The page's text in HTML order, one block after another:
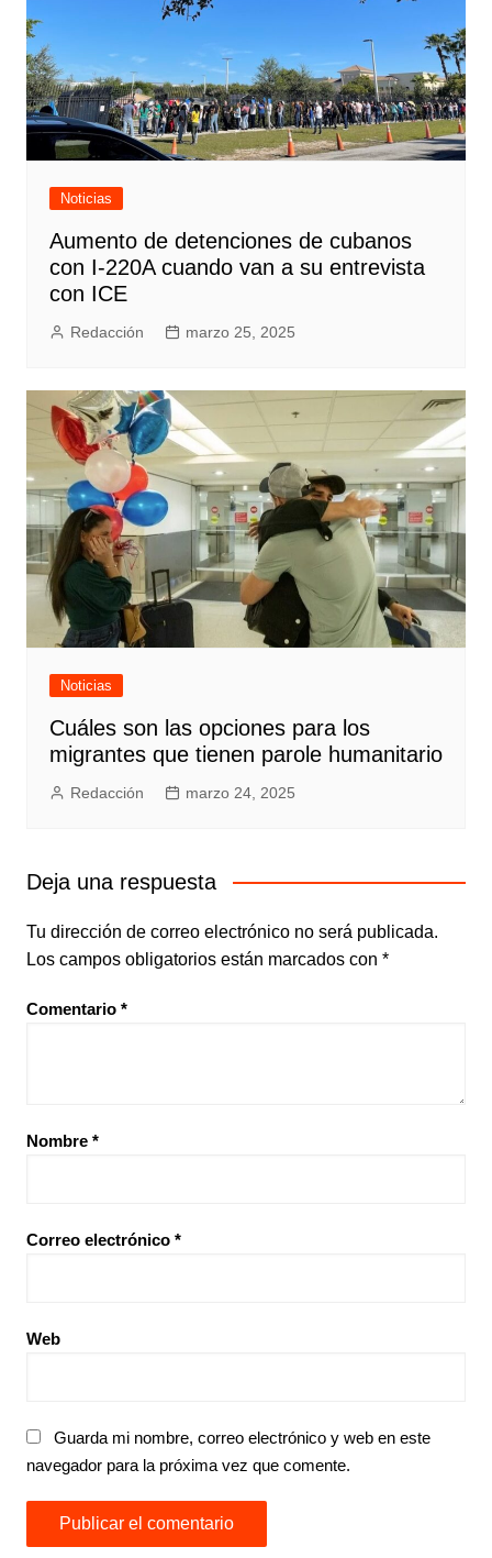
Noticias
Aumento de detenciones de cubanos
con I-220A cuando van a su entrevista
con ICE
Redacción marzo 25, 2025
Noticias
Cuáles son las opciones para los
migrantes que tienen parole humanitario
Redacción marzo 24, 2025
Deja una respuesta
Tu dirección de correo electrónico no será publicada.
Los campos obligatorios están marcados con *
Comentario *
Nombre *
Correo electrónico *
Web
Guarda mi nombre, correo electrónico y web en este
navegador para la próxima vez que comente.